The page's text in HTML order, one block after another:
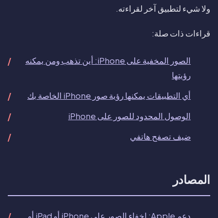
ولا شيء لتطبيق آخر لقراءته.
قراءات ذات صلة:
الصور المخفية على iPhone: أين تذهب ومن يمكنه
رؤيتها
أي التطبيقات يمكنها رؤية صور iPhone الخاصة بك
الوصول المحدود للصور على iPhone
ضيف تصفح هاتفي
المصادر